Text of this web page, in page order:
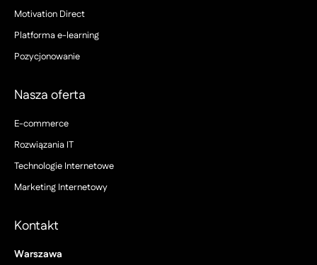
Motivation Direct
Platforma e-learning
Pozycjonowanie
Nasza oferta
E-commerce
Rozwiązania IT
Technologie Internetowe
Marketing Internetowy
Kontakt
Warszawa